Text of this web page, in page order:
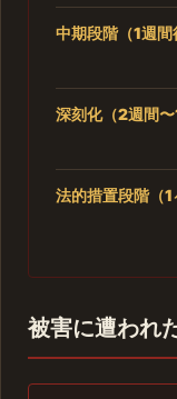
中期段階（1週間
深刻化（2週間〜
法的措置段階（1
被害に遭われ